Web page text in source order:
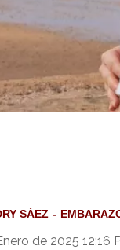
SÁEZ
de 2025 12:16